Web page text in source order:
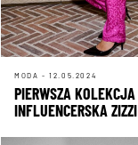
MODA - 12.05.2024
PIERWSZA KOLEKCJA
INFLUENCERSKA ZIZZI